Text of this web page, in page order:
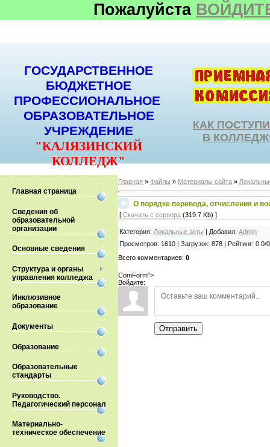
Пожалуйста
ГОСУДАРСТВЕННОЕ
БЮДЖЕТНОЕ
ПРОФЕССИОНАЛЬНОЕ
ОБРАЗОВАТЕЛЬНОЕ
УЧРЕЖДЕНИЕ
"КАЛЯЗИНСКИЙ
КОЛЛЕДЖ"
КАК
В
Главная страница
Сведения об
образовательной
организации
Основные сведения
Структура и органы
управления колледжа
Инклюзивное
образование
Документы
Образование
Образовательные
стандарты
Руководство.
Педагогический персонал
Материально-
техническое обеспечение
Главная » Файлы » Материалы сайта »
О порядке перевода, отчисления и
[ Скачать с сервера (319.7 Kb) ]
Категория: Локальные акты | Добавил: Admin
Просмотров: 1610 | Загрузок: 878 | Рейтинг: 0.0/0
Всего комментариев: 0
ComForm">
Войдите:
Отправить